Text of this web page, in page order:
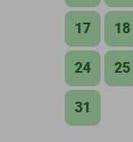
17 18
24 25
31